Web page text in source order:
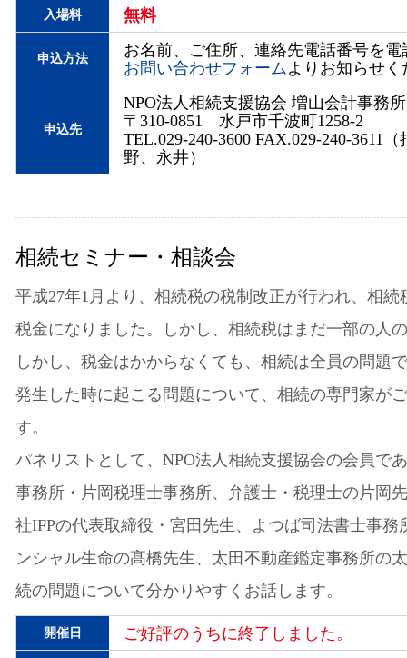
入場料 無料
申込方法
お名前、ご住所、連絡先電話番号を電
お問い合わせフォームよりお知らせく
申込先
NPO法人相続支援協会 増山会計事務所
〒310-0851 水戸市千波町1258-2
TEL.029-240-3600 FAX.029-240-3611
野、永井）
相続セミナー・相談会
平成27年1月より、相続税の税制改正が行われ、相続
税金になりました。しかし、相続税はまだ一部の人
しかし、税金はかからなくても、相続は全員の問題
発生した時に起こる問題について、相続の専門家が
す。
パネリストとして、NPO法人相続支援協会の会員で
事務所・片岡税理士事務所、弁護士・税理士の片岡
社IFPの代表取締役・宮田先生、よつば司法書士事務
ンシャル生命の髙橋先生、太田不動産鑑定事務所の
続の問題について分かりやすくお話します。
開催日 ご好評のうちに終了しました。